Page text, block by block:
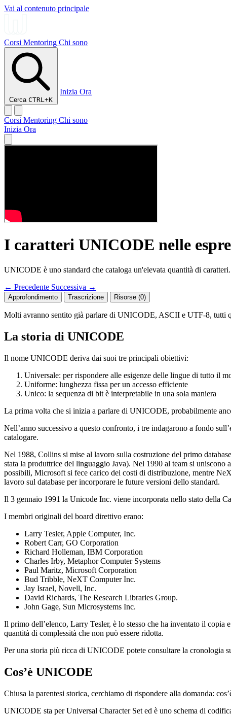
Vai al contenuto principale
Corsi Mentoring Chi sono
Cerca CTRL+K
Inizia Ora
Corsi Mentoring Chi sono
Inizia Ora
I caratteri UNICODE nelle
UNICODE è uno standard che cataloga un'elevata quantità di
← Precedente Successiva →
Approfondimento Trascrizione Risorse (0)
Molti avranno sentito già parlare di UNICODE, ASCII e UTF-8, tutti
La storia di UNICODE
Il nome UNICODE deriva dai suoi tre principali obiettivi:
Universale: per rispondere alle esigenze delle lingue di tutto il
Uniforme: lunghezza fissa per un accesso efficiente
Unico: la sequenza di bit è interpretabile in una sola maniera
La prima volta che si inizia a parlare di UNICODE, probabilmente
Nell’anno successivo a questo confronto, i tre indagarono a fondo
catalogare.
Nel 1988, Collins si mise al lavoro sulla costruzione del primo
stata la produttrice del linguaggio Java). Nel 1990 al team si
possibili, Microsoft si fece carico dei costi di distribuzione, mentre
lavoro sul database per incorporare le future versioni dello standard.
Il 3 gennaio 1991 la Unicode Inc. viene incorporata nello stato della
I membri originali del board direttivo erano:
Larry Tesler, Apple Computer, Inc.
Robert Carr, GO Corporation
Richard Holleman, IBM Corporation
Charles Irby, Metaphor Computer Systems
Paul Maritz, Microsoft Corporation
Bud Tribble, NeXT Computer Inc.
Jay Israel, Novell, Inc.
David Richards, The Research Libraries Group.
John Gage, Sun Microsystems Inc.
Il primo dell’elenco, Larry Tesler, è lo stesso che ha inventato il copia
quantità di complessità che non può essere ridotta.
Per una storia più ricca di UNICODE potete consultare la cronologia
Cos’è UNICODE
Chiusa la parentesi storica, cerchiamo di rispondere alla domanda:
UNICODE sta per Universal Character Set ed è uno schema di